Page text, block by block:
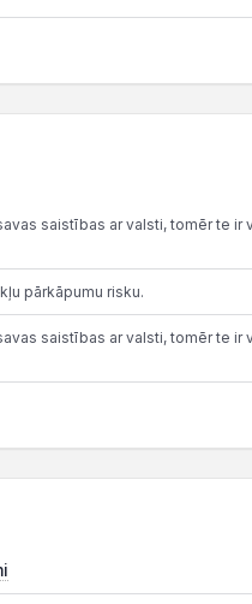
saistības ar valsti, tomēr te
pārkāpumu risku.
saistības ar valsti, tomēr te